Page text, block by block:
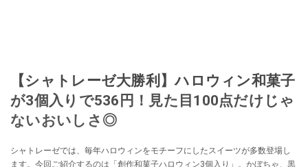
【シャトレーゼ大勝利】ハロウィン和菓子
が3個入りで536円！見た目100点だけじゃ
ないおいしさ◎
シャトレーゼでは、毎年ハロウィンをモチーフにしたスイーツが多数登場し
ます。今回ご紹介するのは「創作和菓子ハロウィン3個入り」。かぼちゃ、黒